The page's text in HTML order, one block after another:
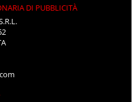
DI PUBBLICITÀ